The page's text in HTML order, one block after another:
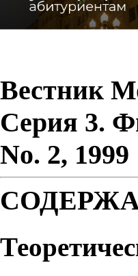
Вестник
Серия 3.
No. 2, 1999